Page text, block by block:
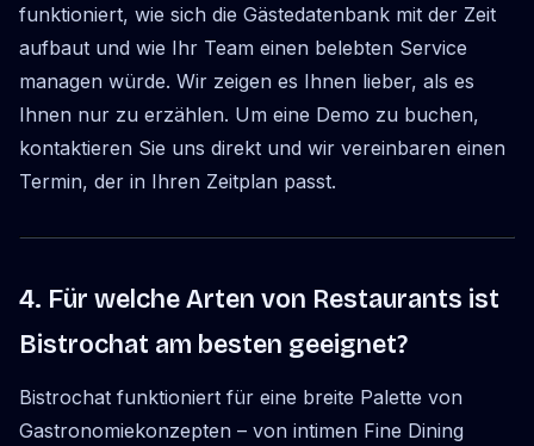
funktioniert, wie sich die Gästedatenbank mit der Zeit
aufbaut und wie Ihr Team einen belebten Service
managen würde. Wir zeigen es Ihnen lieber, als es
Ihnen nur zu erzählen. Um eine Demo zu buchen,
kontaktieren Sie uns direkt und wir vereinbaren einen
Termin, der in Ihren Zeitplan passt.
4. Für welche Arten von Restaurants ist
Bistrochat am besten geeignet?
Bistrochat funktioniert für eine breite Palette von
Gastronomiekonzepten – von intimen Fine Dining